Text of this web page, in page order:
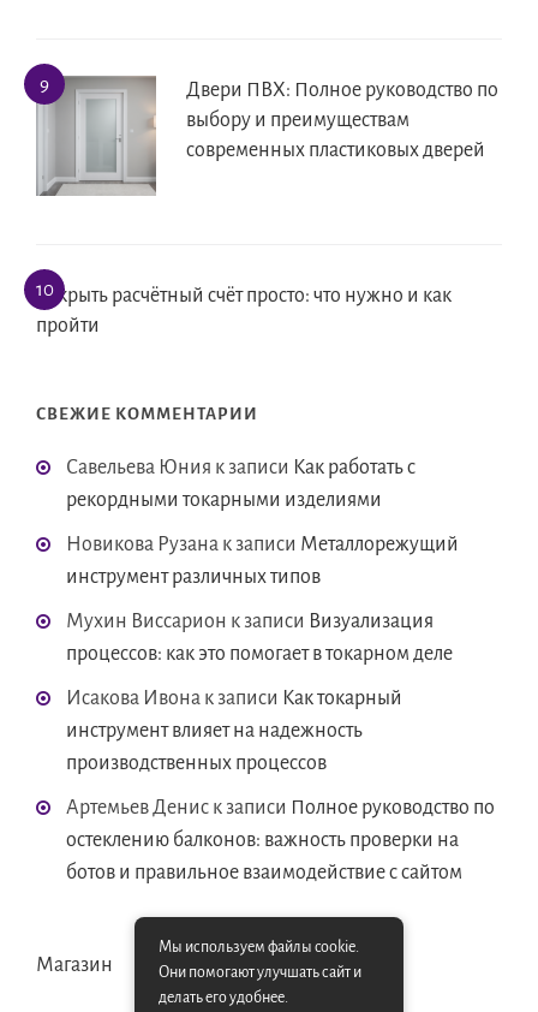
Двери ПВХ: Полное руководство по
выбору и преимуществам
современных пластиковых дверей
Открыть расчётный счёт просто: что нужно и как
пройти
СВЕЖИЕ КОММЕНТАРИИ
Савельева Юния к записи Как работать с
рекордными токарными изделиями
Новикова Рузана к записи Металлорежущий
инструмент различных типов
Мухин Виссарион к записи Визуализация
процессов: как это помогает в токарном деле
Исакова Ивона к записи Как токарный
инструмент влияет на надежность
производственных процессов
Артемьев Денис к записи Полное руководство по
остеклению балконов: важность проверки на
ботов и правильное взаимодействие с сайтом
Магазин
Мы используем файлы cookie.
Они помогают улучшать сайт и
делать его удобнее.